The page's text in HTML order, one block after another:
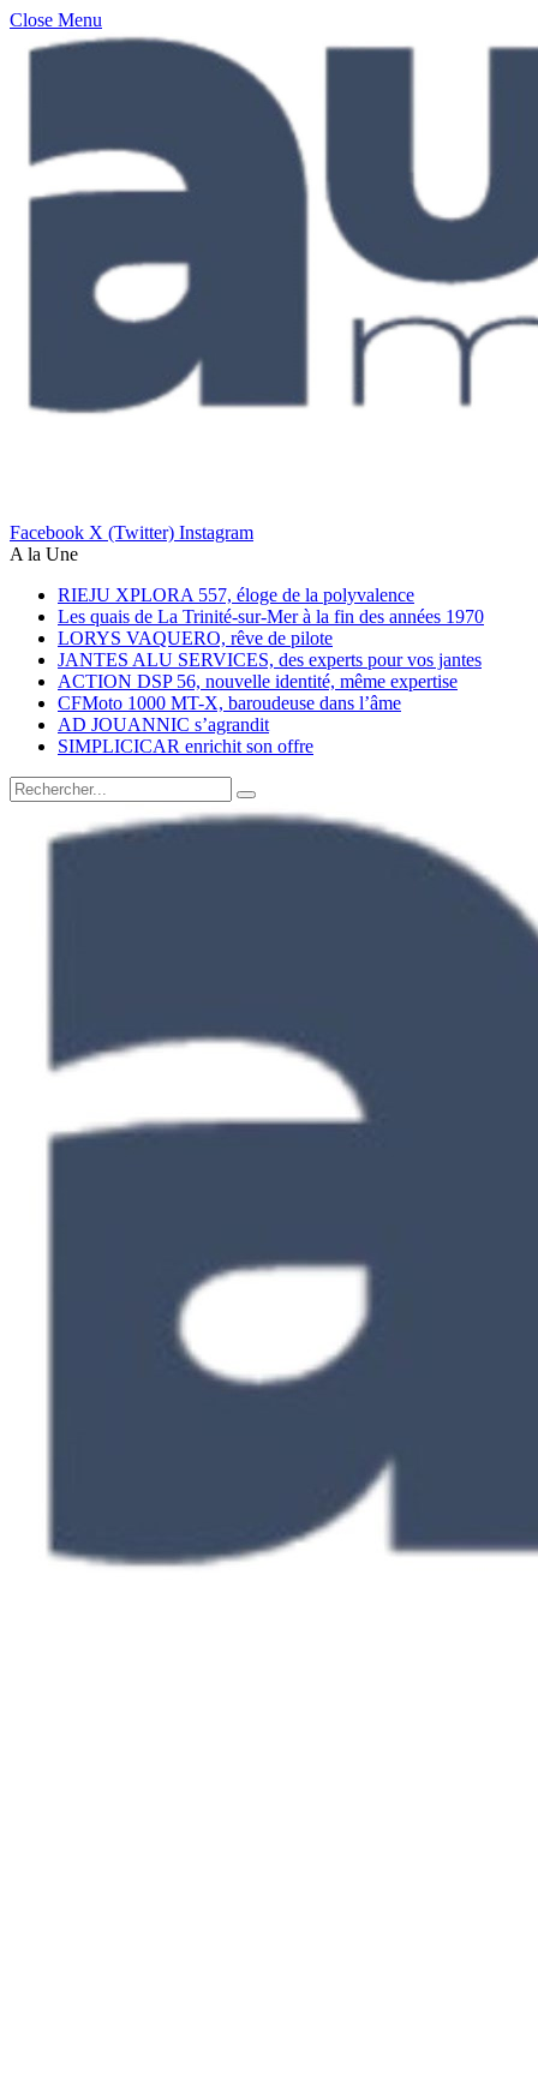
Close Menu
Facebook X (Twitter) Instagram
A la Une
RIEJU XPLORA 557, éloge de la polyvalence
Les quais de La Trinité-sur-Mer à la fin des années 1970
LORYS VAQUERO, rêve de pilote
JANTES ALU SERVICES, des experts pour vos jantes
ACTION DSP 56, nouvelle identité, même expertise
CFMoto 1000 MT-X, baroudeuse dans l’âme
AD JOUANNIC s’agrandit
SIMPLICICAR enrichit son offre